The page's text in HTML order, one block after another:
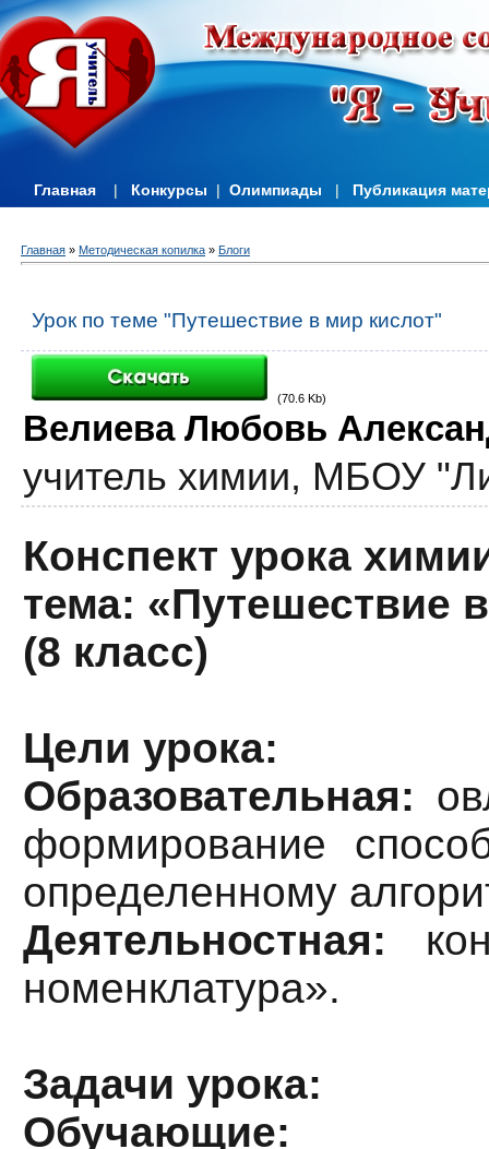
Главная | Конкурсы | Олимпиады | Публикация
Главная » Методическая копилка » Блоги
Урок по теме "Путешествие в мир кислот"
(70.6 Kb)
Велиева Любовь
учитель химии, МБОУ
Конспект урока
тема: «Путешествие
(8 класс)
Цели урока:
Образовательная:
формирование
определенному
Деятельностная:
номенклатура».
Задачи урока:
Обучающие: